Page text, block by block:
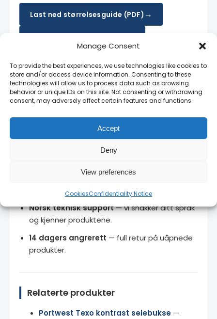
Manage Consent
To provide the best experiences, we use technologies like cookies to
store and/or access device information. Consenting to these
technologies will allow us to process data such as browsing
behavior or unique IDs on this site. Not consenting or withdrawing
consent, may adversely affect certain features and functions.
Accept
Deny
View preferences
CookiesConfidentiality Notice
Last ned størrelsesguide (PDF) →
Hvorfor kjøpe fra RAM SVEIS?
Autorisert Portwest-importør i Norge—
originale produkter direkte fra produsent med
— de fleste produkter på lager for
— kontakt oss for volumrabatt
og rammeavtaler.
Norsk teknisk support— vi snakker ditt språk
og kjenner produktene.
14 dagers angrerett — full retur på uåpnede
produkter.
Relaterte produkter
Portwest Texo kontrast selebukse —